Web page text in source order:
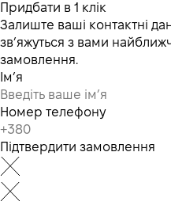
Придбати в 1 клік
Залиште ваші контактні
зв’яжуться з вами
замовлення.
Ім’я
Номер телефону
Підтвердити замовлення